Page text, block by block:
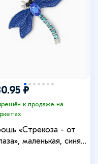
₽
к продаже на
«Стрекоза - от
маленькая, синяя